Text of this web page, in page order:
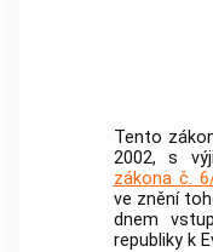
Tento
2002, s
zákona č.
ve znění
dnem
republiky k